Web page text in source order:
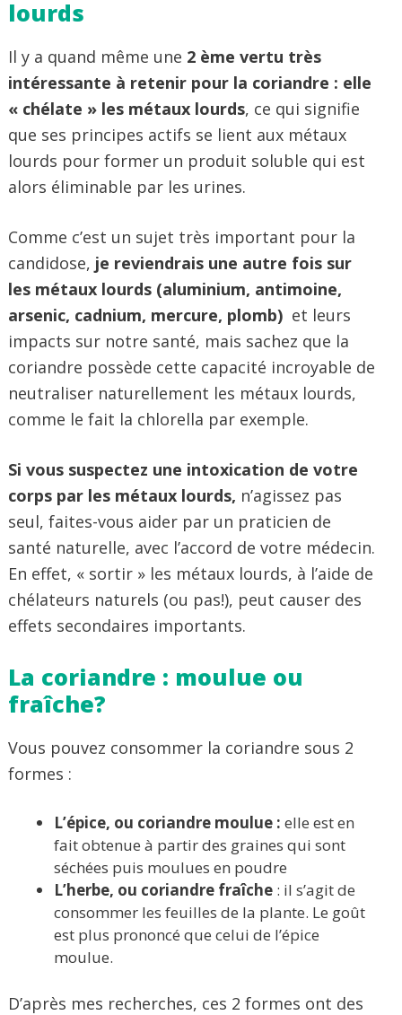
lourds
Il y a quand même une 2 ème vertu très
intéressante à retenir pour la coriandre : elle
« chélate » les métaux lourds, ce qui signifie
que ses principes actifs se lient aux métaux
lourds pour former un produit soluble qui est
alors éliminable par les urines.
Comme c’est un sujet très important pour la
candidose, je reviendrais une autre fois sur
les métaux lourds (aluminium, antimoine,
arsenic, cadnium, mercure, plomb) et leurs
impacts sur notre santé, mais sachez que la
coriandre possède cette capacité incroyable de
neutraliser naturellement les métaux lourds,
comme le fait la chlorella par exemple.
Si vous suspectez une intoxication de votre
corps par les métaux lourds, n’agissez pas
seul, faites-vous aider par un praticien de
santé naturelle, avec l’accord de votre médecin.
En effet, « sortir » les métaux lourds, à l’aide de
chélateurs naturels (ou pas!), peut causer des
effets secondaires importants.
La coriandre : moulue ou
fraîche?
Vous pouvez consommer la coriandre sous 2
formes :
L’épice, ou coriandre moulue : elle est en
fait obtenue à partir des graines qui sont
séchées puis moulues en poudre
L’herbe, ou coriandre fraîche : il s’agit de
consommer les feuilles de la plante. Le goût
est plus prononcé que celui de l’épice
moulue.
D’après mes recherches, ces 2 formes ont des